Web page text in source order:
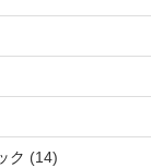
ク (14)